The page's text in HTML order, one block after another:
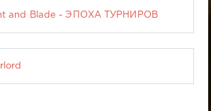
and Blade - ЭПОХА ТУРНИРОВ